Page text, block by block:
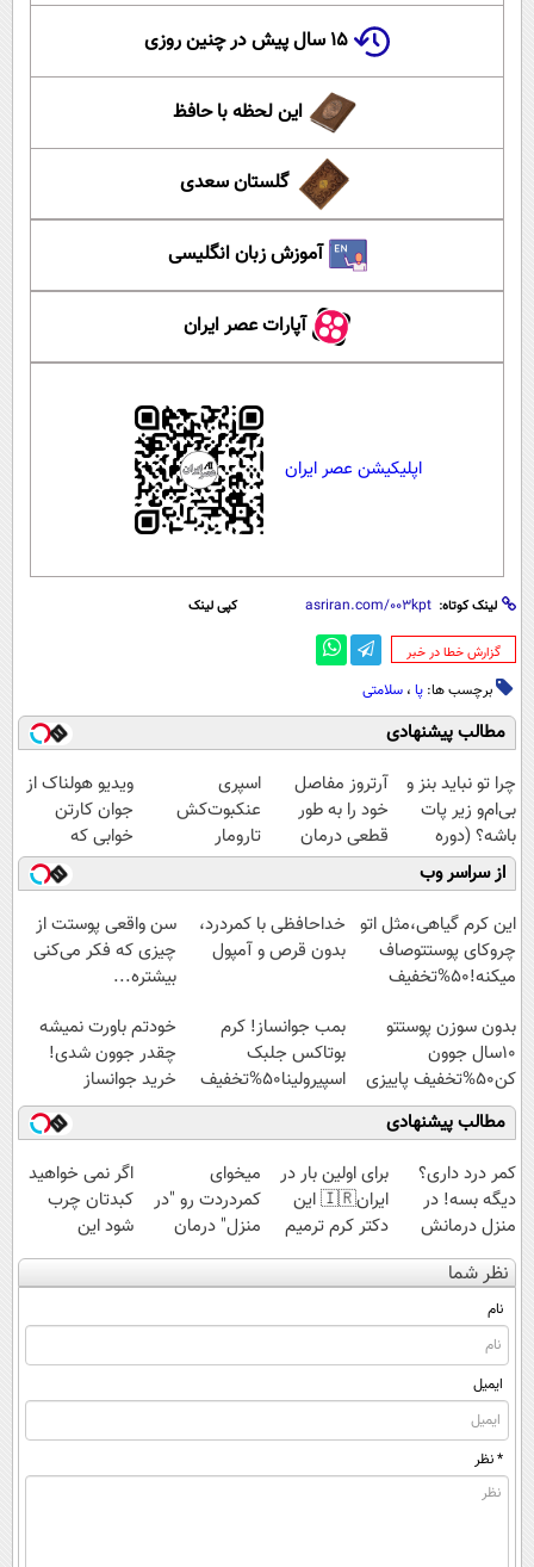
۱۵ سال پیش در چنین روزی
این لحظه با حافظ
گلستان سعدی
آموزش زبان انگلیسی
آپارات عصر ایران
اپلیکیشن عصر ایران
لینک کوتاه: کپی لینک
‌گزارش خطا در خبر
برچسب ها: پا ، سلامتی
مطالب پیشنهادی
چرا تو نباید بنز و
بی‌ام‌و زیر پات
باشه؟ (دوره
رایگان درآمد
میلیاردی)
آرتروز مفاصل
خود را به طور
قطعی درمان
کنید!
◗پرسش‌نامه◖
اسپری
عنکبوت‌‌کش
تارومار
ازبین‌برنده انواع
عنکبوت
ویدیو هولناک از
جوان کارتن
خوابی که
میلیاردر شد.
آموزش رایگان
از سراسر وب
این کرم گیاهی،مثل اتو
چروکای پوستتوصاف
میکنه!50%تخفیف
خداحافظی با کمردرد،
بدون قرص و آمپول
سن واقعی پوستت از
چیزی که فکر می‌کنی
بیشتره...
بدون سوزن پوستتو
10سال جوون
کن50%تخفیف پاییزی
بمب جوانساز! کرم
بوتاکس جلبک
اسپیرولینا50%تخفیف
خودتم باورت نمیشه
چقدر جوون شدی!
خرید جوانساز
اسپیرولینا با تخفیف
ویژه
مطالب پیشنهادی
کمر درد داری؟
دیگه بسه! در
منزل درمانش
کن
(◀پرسش‌نامه)
برای اولین بار در
ایران🇮🇷 این
دکتر کرم ترمیم
کننده 23 روزه
ساخت!
میخوای
کمردردت رو "در
منزل" درمان
کنی؟ (◂فیلم +
◂پرسش‌نامه)
اگر نمی خواهید
کبدتان چرب
شود این
نوشیدنی خوش
طعم را بنوشید
نظر شما
نام
ایمیل
* نظر